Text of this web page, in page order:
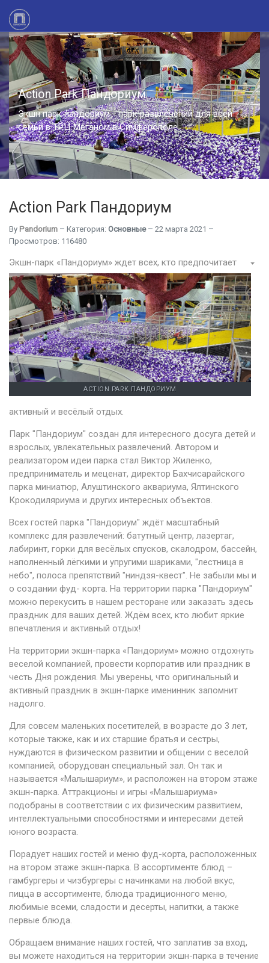
Action Park Пандориум
Экшн парк пандориум - парк развлечений для всей
семьи в ТРЦ Меганом в Симферополе.
Action Park Пандориум
By Pandorium Категория: Основные
22 марта 2021
Просмотров: 116480
ACTION PARK ПАНДОРИУМ
Экшн-парк «Пандориум» ждет всех, кто предпочитает
активный и весёлый отдых.
Парк "Пандориум" создан для интересного досуга детей и
взрослых, увлекательных развлечений. Автором и
реализатором идеи парка стал Виктор Жиленко,
предприниматель и меценат, директор Бахчисарайского
парка миниатюр, Алуштинского аквариума, Ялтинского
Крокодиляриума и других интересных объектов.
Всех гостей парка "Пандориум" ждёт масштабный
комплекс для развлечений: батутный центр, лазертаг,
лабиринт, горки для весёлых спусков, скалодром, бассейн,
наполненный лёгкими и упругими шариками, "лестница в
небо", полоса препятствий "ниндзя-квест". Не забыли мы и
о создании фуд- корта. На территории парка "Пандориум"
можно перекусить в нашем ресторане или заказать здесь
праздник для ваших детей. Ждём всех, кто любит яркие
впечатления и активный отдых!
На территории экшн-парка «Пандориум» можно отдохнуть
веселой компанией, провести корпоратив или праздник в
честь Дня рождения. Мы уверены, что оригинальный и
активный праздник в экшн-парке именинник запомнит
надолго.
Для совсем маленьких посетителей, в возрасте до 3 лет,
которые также, как и их старшие братья и сестры,
нуждаются в физическом развитии и общении с веселой
компанией, оборудован специальный зал. Он так и
называется «Малышариум», и расположен на втором этаже
экшн-парка. Аттракционы и игры «Малышариума»
подобраны в соответствии с их физическим развитием,
интеллектуальными способностями и интересами детей
юного возраста.
Порадует наших гостей и меню фуд-корта, расположенных
на втором этаже экшн-парка. В ассортименте блюд –
гамбургеры и чизбургеры с начинками на любой вкус,
пицца в ассортименте, блюда традиционного меню,
любимые всеми, сладости и десерты, напитки, а также
первые блюда.
Обращаем внимание наших гостей, что заплатив за вход,
вы можете находиться на территории экшн-парка в течение